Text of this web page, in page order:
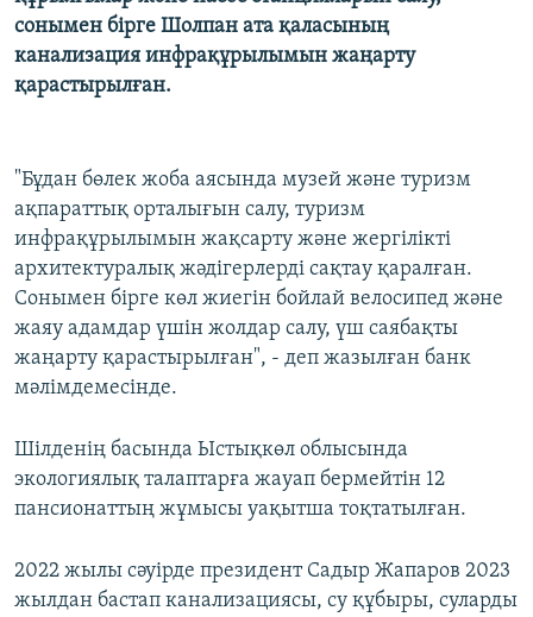
сонымен бірге Шолпан ата қаласының
канализация инфрақұрылымын жаңарту
қарастырылған.
"Бұдан бөлек жоба аясында музей және туризм
ақпараттық орталығын салу, туризм
инфрақұрылымын жақсарту және жергілікті
архитектуралық жәдігерлерді сақтау қаралған.
Сонымен бірге көл жиегін бойлай велосипед және
жаяу адамдар үшін жолдар салу, үш саябақты
жаңарту қарастырылған", - деп жазылған банк
мәлімдемесінде.
Шілденің басында Ыстықкөл облысында
экологиялық талаптарға жауап бермейтін 12
пансионаттың жұмысы уақытша тоқтатылған.
2022 жылы сәуірде президент Садыр Жапаров 2023
жылдан бастап канализациясы, су құбыры, суларды